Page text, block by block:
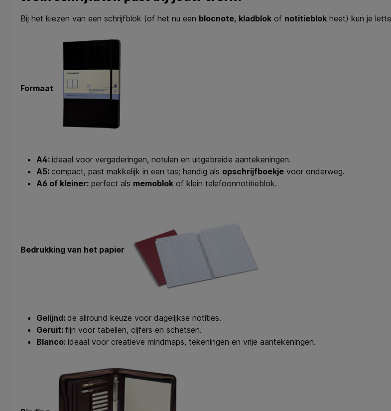
Bij het kiezen van een schrijfblok (of het nu een blocnote, kladblok of notitieblok heet) kun je
Formaat
A4: ideaal voor vergaderingen, notulen en uitgebreide aantekeningen.
A5: compact, past makkelijk in een tas; handig als opschrijfboekje voor onderweg.
A6 of kleiner: perfect als memoblok of klein telefoonnotitieblok.
Bedrukking van het papier
Gelijnd: de allround keuze voor dagelijkse notities.
Geruit: fijn voor tabellen, cijfers en schetsen.
Blanco: ideaal voor creatieve mindmaps, tekeningen en vrije aantekeningen.